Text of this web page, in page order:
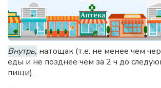
Внутрь, натощак (т.е. не менее чем
еды и не позднее чем за 2 ч до
пищи).